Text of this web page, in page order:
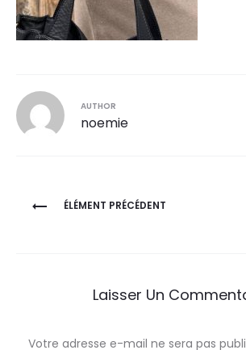
AUTHOR
noemie
Navigation
de
ÉLÉMENT PRÉCÉDENT
Laisser Un
Votre adresse e-mail ne sera pas